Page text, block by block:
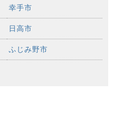
幸手市
日高市
ふじみ野市